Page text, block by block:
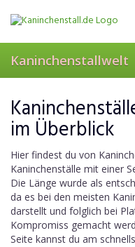
Kaninchenstallwelt
im Überblick
Hier findest du von
Kaninchenställe mit einer
Die Länge wurde als
da es bei den meisten
darstellt und folglich bei
Kompromiss gemacht
Seite kannst du am